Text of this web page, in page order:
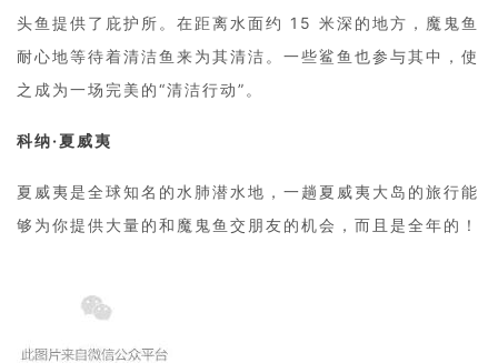
头鱼提供了庇护所。在距离水面约 15 米深的地方，魔鬼鱼
耐心地等待着清洁鱼来为其清洁。一些鲨鱼也参与其中，使
之成为一场完美的“清洁行动”。
科纳·夏威夷
夏威夷是全球知名的水肺潜水地，一趟夏威夷大岛的旅行能
够为你提供大量的和魔鬼鱼交朋友的机会，而且是全年的！